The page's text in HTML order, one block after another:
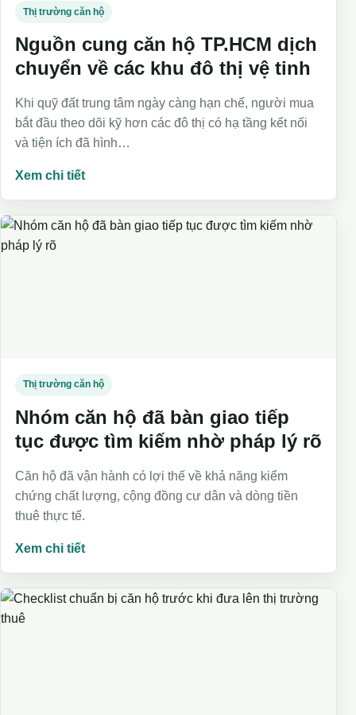
Thị trường căn hộ
Nguồn cung căn hộ TP.HCM dịch
chuyển về các khu đô thị vệ tinh
Khi quỹ đất trung tâm ngày càng hạn chế, người mua
bắt đầu theo dõi kỹ hơn các đô thị có hạ tầng kết nối
và tiện ích đã hình…
Xem chi tiết
Thị trường căn hộ
Nhóm căn hộ đã bàn giao tiếp
tục được tìm kiếm nhờ pháp lý rõ
Căn hộ đã vận hành có lợi thế về khả năng kiểm
chứng chất lượng, cộng đồng cư dân và dòng tiền
thuê thực tế.
Xem chi tiết